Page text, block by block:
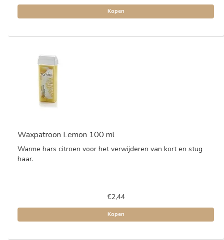
Kopen
Waxpatroon Lemon 100 ml
Warme hars citroen voor het verwijderen van kort en stug
haar.
€2,44
Kopen